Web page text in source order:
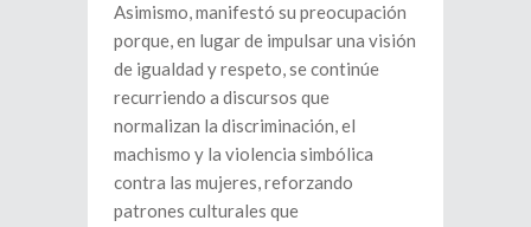
Asimismo, manifestó su preocupación
porque, en lugar de impulsar una visión
de igualdad y respeto, se continúe
recurriendo a discursos que
normalizan la discriminación, el
machismo y la violencia simbólica
contra las mujeres, reforzando
patrones culturales que